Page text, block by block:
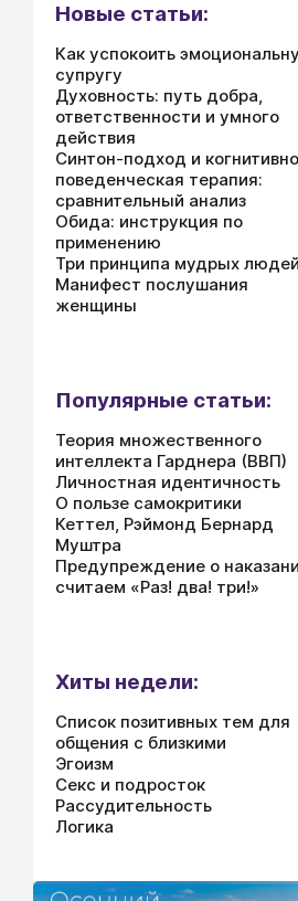
Новые статьи:
Как успокоить
супругу
Духовность: путь добра,
ответственности и умного
действия
Синтон-подход и
поведенческая терапия:
сравнительный анализ
Обида: инструкция по
применению
Три принципа мудрых людей
Манифест послушания
женщины
Популярные статьи:
Теория множественного
интеллекта Гарднера (ВВП)
Личностная идентичность
О пользе самокритики
Кеттел, Рэймонд Бернард
Муштра
Предупреждение о
считаем «Раз! два! три!»
Хиты недели:
Список позитивных тем для
общения с близкими
Эгоизм
Секс и подросток
Рассудительность
Логика